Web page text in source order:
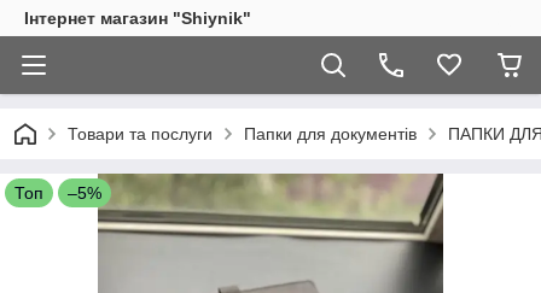
Інтернет магазин "Shiynik"
Товари та послуги Папки для документів ПАПКИ
Топ –5%